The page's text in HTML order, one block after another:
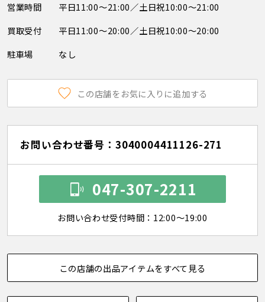
営業時間
平日11:00～21:00／土日祝10:00～21:00
買取受付
平日11:00～20:00／土日祝10:00～20:00
駐車場
なし
この店舗をお気に入りに追加する
お問い合わせ番号：3040004411126-271
047-307-2211
お問い合わせ受付時間：12:00～19:00
この店舗の出品アイテムをすべて見る